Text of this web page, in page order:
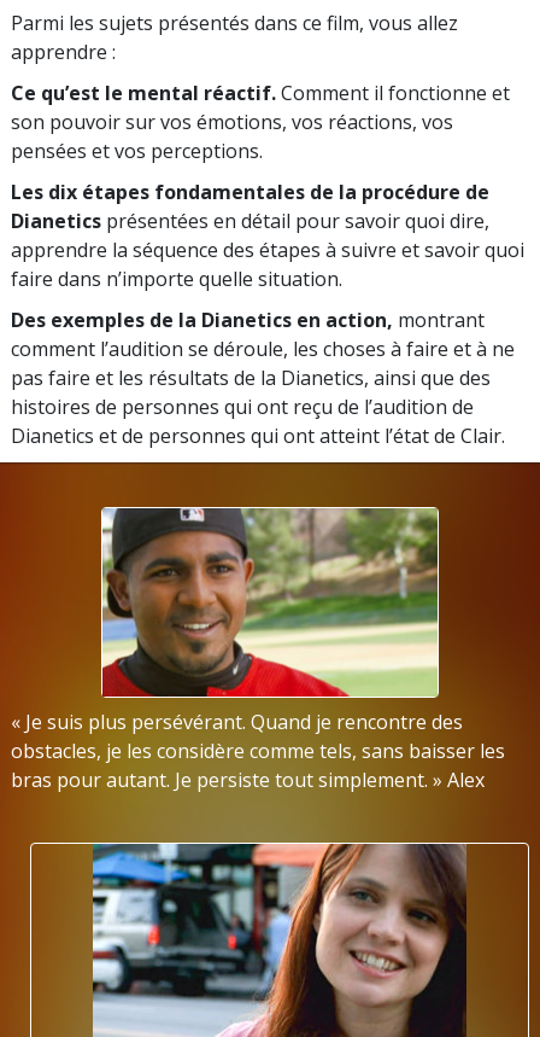
Parmi les sujets présentés dans ce film, vous allez
apprendre :
Ce qu’est le mental réactif.Comment il fonctionne et
son pouvoir sur vos émotions, vos réactions, vos
pensées et vos perceptions.
Les dix étapes fondamentales de la procédure de
Dianetics présentées en détail pour savoir quoi dire,
apprendre la séquence des étapes à suivre et savoir quoi
faire dans n’importe quelle situation.
Des exemples de la Dianetics en action, montrant
comment l’audition se déroule, les choses à faire et à ne
pas faire et les résultats de la Dianetics, ainsi que des
histoires de personnes qui ont reçu de l’audition de
Dianetics et de personnes qui ont atteint l’état de Clair.
« Je suis plus persévérant. Quand je rencontre des
obstacles, je les considère comme tels, sans baisser les
bras pour autant. Je persiste tout simplement. » Alex